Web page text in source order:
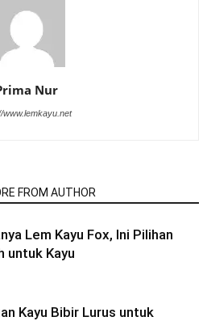
Nur
www.lemkayu.net
FROM AUTHOR
Lem Kayu Fox, Ini Pilihan
untuk Kayu
Kayu Bibir Lurus untuk